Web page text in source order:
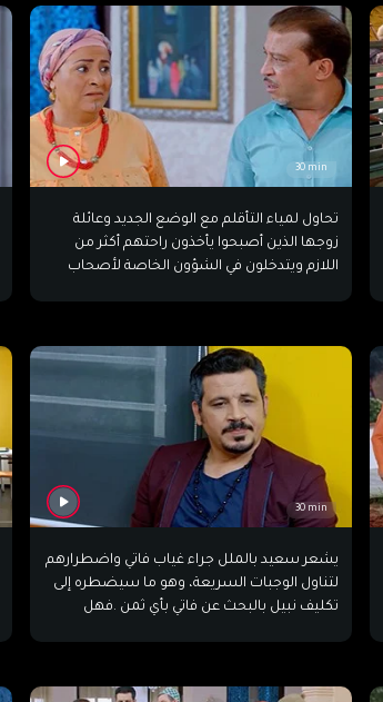
30 min
تحاول لمياء التأقلم مع الوضع الجديد وعائلة
زوجها الذين أصبحوا يأخذون راحتهم أكثر من
اللازم ويتدخلون في الشؤون الخاصة لأصحاب
30 min
يشعر سعيد بالملل جراء غياب فاتي واضطرارهم
لتناول الوجبات السريعة، وهو ما سيضطره إلى
تكليف نبيل بالبحث عن فاتي بأي ثمن .فهل